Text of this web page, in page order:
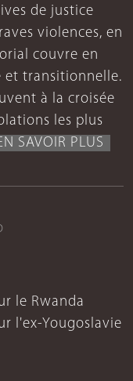
de justice
violences, en
couvre en
transitionnelle.
à la croisée
les plus
SAVOIR PLUS
le Rwanda
l'ex-Yougoslavie